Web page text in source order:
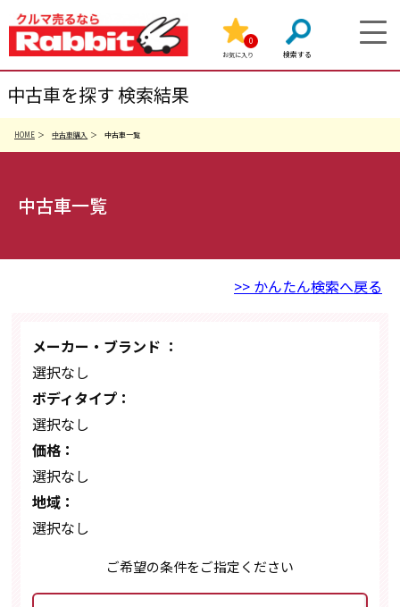
お気に入り
0
中古車を探す 検索結果
HOME 中古車購入 中古車一覧
中古車一覧
>> かんたん検索へ戻る
メーカー・ブランド ：
選択なし
ボディタイプ：
選択なし
価格：
選択なし
地域：
選択なし
ご希望の条件をご指定ください